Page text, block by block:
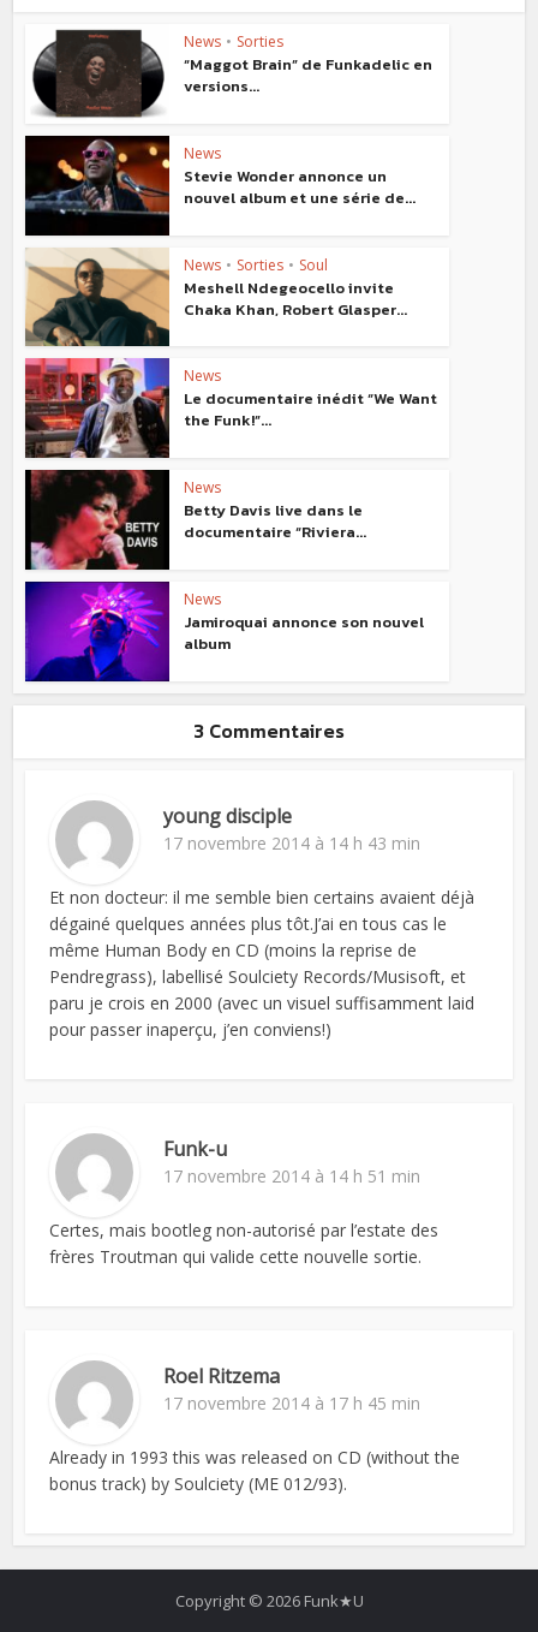
News • Sorties
“Maggot Brain” de Funkadelic en
versions...
News
Stevie Wonder annonce un
nouvel album et une série de...
News • Sorties • Soul
Meshell Ndegeocello invite
Chaka Khan, Robert Glasper...
News
Le documentaire inédit “We Want
the Funk!”...
News
Betty Davis live dans le
documentaire “Riviera...
News
Jamiroquai annonce son nouvel
album
3 Commentaires
young disciple
17 novembre 2014 à 14 h 43 min
Et non docteur: il me semble bien certains avaient déjà
dégainé quelques années plus tôt.J’ai en tous cas le
même Human Body en CD (moins la reprise de
Pendregrass), labellisé Soulciety Records/Musisoft, et
paru je crois en 2000 (avec un visuel suffisamment laid
pour passer inaperçu, j’en conviens!)
Funk-u
17 novembre 2014 à 14 h 51 min
Certes, mais bootleg non-autorisé par l’estate des
frères Troutman qui valide cette nouvelle sortie.
Roel Ritzema
17 novembre 2014 à 17 h 45 min
Already in 1993 this was released on CD (without the
bonus track) by Soulciety (ME 012/93).
Copyright © 2026 Funk★U